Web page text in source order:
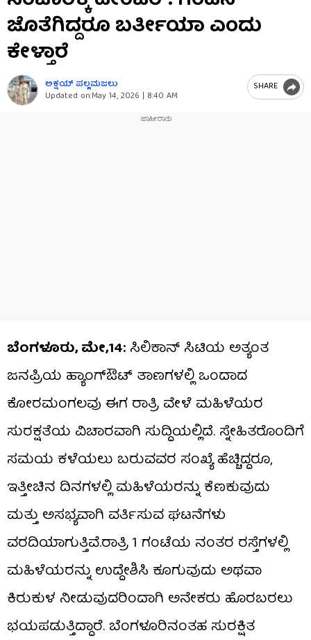
seconds
ಜೊತೆಗಿದ್ದರೂ ಬರ್ತೀಯಾ ಎಂದು
ಕೇಳ್ತಾರೆ
ಅಕ್ಷಯ್​ ಪಲ್ಲಮಜಲು​​
Updated on:May 14, 2026 | 8:40 AM
SHARE
ಬೆಂಗಳೂರು, ಮೇ,14: ಸಿಲಿಕಾನ್ ಸಿಟಿಯ ಅತ್ಯಂತ
ಜನಪ್ರಿಯ ಹ್ಯಾಂಗ್‌ಔಟ್ ತಾಣಗಳಲ್ಲಿ ಒಂದಾದ
ಕೋರಮಂಗಲವು ಈಗ ರಾತ್ರಿ ವೇಳೆ ಮಹಿಳೆಯರ
ಸುರಕ್ಷತೆಯ ವಿಚಾರವಾಗಿ ಸುದ್ದಿಯಲ್ಲಿದೆ. ಸ್ನೇಹಿತರೊಂದಿಗೆ
ಸಮಯ ಕಳೆಯಲು ಬರುವವರ ಸಂಖ್ಯೆ ಹೆಚ್ಚಿದ್ದರೂ,
ಇತ್ತೀಚಿನ ದಿನಗಳಲ್ಲಿ ಮಹಿಳೆಯರನ್ನು ಕೆಣಕುವುದು
ಮತ್ತು ಅಸಭ್ಯವಾಗಿ ವರ್ತಿಸುವ ಘಟನೆಗಳು
ವರದಿಯಾಗುತ್ತಿವೆ.ರಾತ್ರಿ 1 ಗಂಟೆಯ ನಂತರ ರಸ್ತೆಗಳಲ್ಲಿ
ಮಹಿಳೆಯರನ್ನು ಉದ್ದೇಶಿಸಿ ಕೂಗುವುದು ಅಥವಾ
ಕಿರುಕುಳ ನೀಡುವುದರಿಂದಾಗಿ ಅನೇಕರು ಹೊರಬರಲು
ಭಯಪಡುತ್ತಿದ್ದಾರೆ. ಬೆಂಗಳೂರಿನಂತಹ ಸುರಕ್ಷಿತ